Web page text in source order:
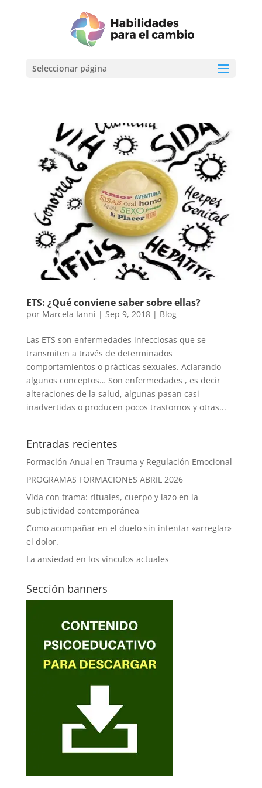
Seleccionar página
ETS: ¿Qué conviene saber sobre ellas?
por Marcela Ianni | Sep 9, 2018| Blog
Las ETS son enfermedades infecciosas que se
transmiten a través de determinados
comportamientos o prácticas sexuales. Aclarando
algunos conceptos… Son enfermedades , es decir
alteraciones de la salud, algunas pasan casi
inadvertidas o producen pocos trastornos y otras...
Entradas recientes
Formación Anual en Trauma y Regulación Emocional
PROGRAMAS FORMACIONES ABRIL 2026
Vida con trama: rituales, cuerpo y lazo en la
subjetividad contemporánea
Como acompañar en el duelo sin intentar «arreglar»
el dolor.
La ansiedad en los vínculos actuales
Sección banners